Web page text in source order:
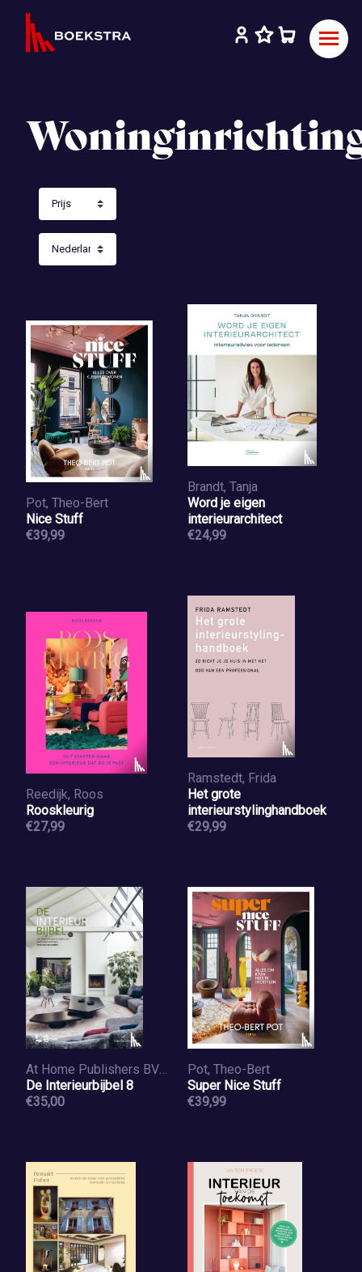
Pot, Theo-Bert
Nice Stuff
€39,99
Brandt, Tanja
Word je eigen
interieurarchitect
€24,99
Reedijk, Roos
Rooskleurig
€27,99
Ramstedt, Frida
Het grote
interieurstylinghandboek
€29,99
At Home Publishers BVBA
De Interieurbijbel 8
€35,00
Pot, Theo-Bert
Super Nice Stuff
€39,99